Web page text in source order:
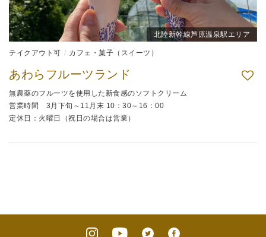
北陸新幹線芦原温泉駅エリア
テイクアウト可 カフェ・菓子（スイーツ）
あわらフルーツランド
無農薬のフルーツを使用した新食感のソフトクリーム
営業時間 3月下旬～11月末 10：30～16：00
定休日：火曜日（祝日の場合は営業）